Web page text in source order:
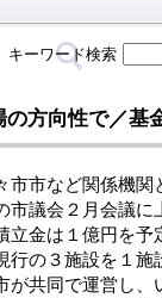
キーワード検索
の方向性で／
市など関係機関
議会２月会議に
金は１億円を予
の３施設を１施
共同で運営し、